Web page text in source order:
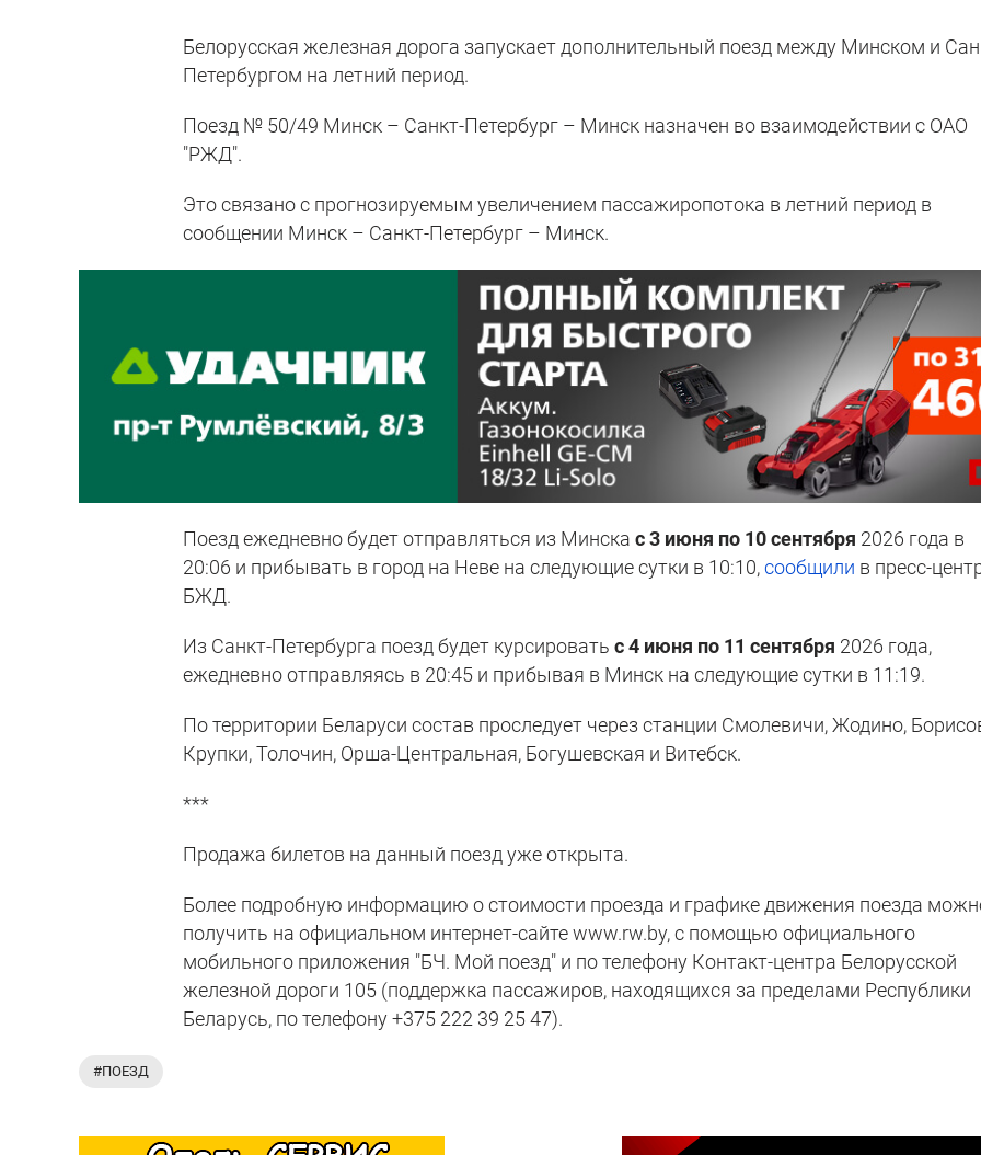
Белорусская железная дорога запускает дополнительный поезд между Минском и
Петербургом на летний период.
Поезд № 50/49 Минск – Санкт-Петербург – Минск назначен во взаимодействии с ОАО
"РЖД".
Это связано с прогнозируемым увеличением пассажиропотока в летний период в
сообщении Минск – Санкт-Петербург – Минск.
Поезд ежедневно будет отправляться из Минскас 3 июня по 10 сентября 2026 года в
20:06 и прибывать в город на Неве на следующие сутки в 10:10,сообщили в пресс-
БЖД.
Из Санкт-Петербурга поезд будет курсировать с 4 июня по 11 сентября 2026 года,
ежедневно отправляясь в 20:45 и прибывая в Минск на следующие сутки в 11:19.
По территории Беларуси состав проследует через станции Смолевичи, Жодино,
Крупки, Толочин, Орша-Центральная, Богушевская и Витебск.
***
Продажа билетов на данный поезд уже открыта.
Более подробную информацию о стоимости проезда и графике движения поезда
получить на официальном интернет-сайте www.rw.by, с помощью официального
мобильного приложения "БЧ. Мой поезд" и по телефону Контакт-центра Белорусской
железной дороги 105 (поддержка пассажиров, находящихся за пределами Республики
Беларусь, по телефону +375 222 39 25 47).
#ПОЕЗД